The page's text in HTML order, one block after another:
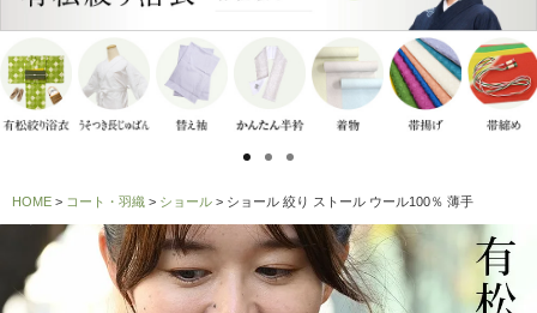
HOME コート・羽織 ショール ショール 絞り ストール ウール100％ 薄手